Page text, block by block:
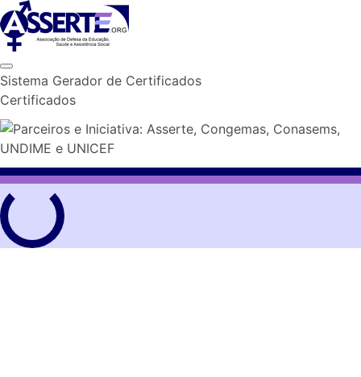
Skip
to
content
Sistema Gerador de Certificados
Certificados